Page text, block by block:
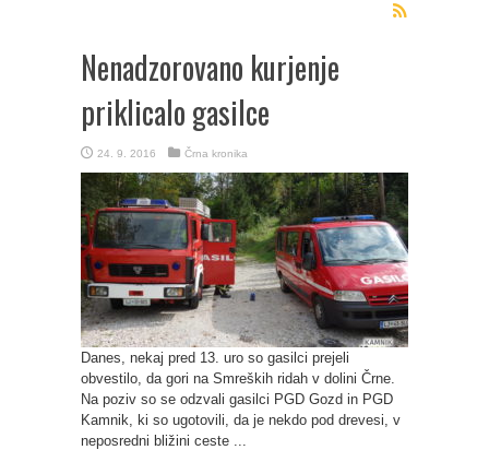
Nenadzorovano kurjenje
priklicalo gasilce
24. 9. 2016 Črna kronika
Danes, nekaj pred 13. uro so gasilci prejeli
obvestilo, da gori na Smreških ridah v dolini Črne.
Na poziv so se odzvali gasilci PGD Gozd in PGD
Kamnik, ki so ugotovili, da je nekdo pod drevesi, v
neposredni bližini ceste ...